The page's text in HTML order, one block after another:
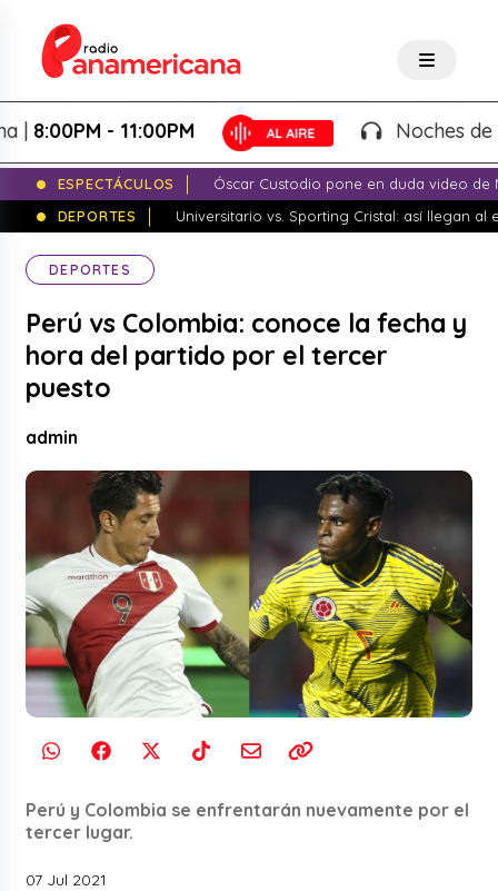
- 11:00PM Noches de
ESPECTÁCULOS
Óscar Custodio pone en duda video de
DEPORTES
Universitario vs. Sporting Cristal: así llegan al
DEPORTES
Perú vs Colombia: conoce la fecha y
hora del partido por el tercer
puesto
admin
Perú y Colombia se enfrentarán nuevamente por el
tercer lugar.
07 Jul 2021